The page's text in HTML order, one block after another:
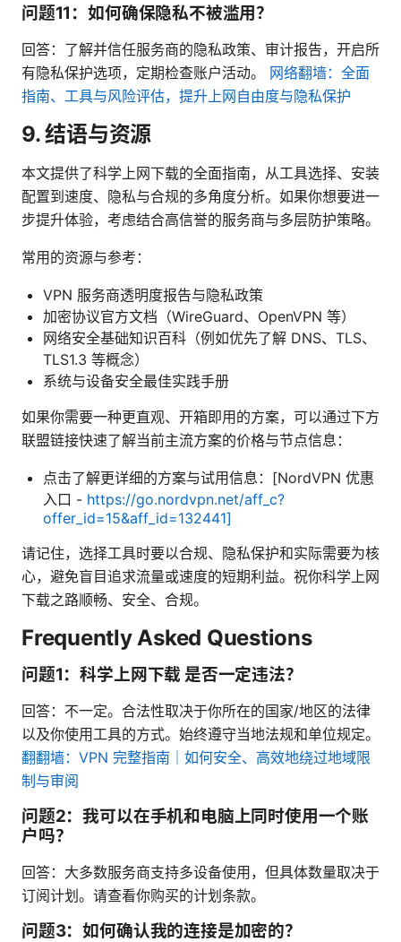
问题11：如何确保隐私不被滥用？
回答：了解并信任服务商的隐私政策、审计报告，开启所
有隐私保护选项，定期检查账户活动。 网络翻墙：全面
指南、工具与风险评估，提升上网自由度与隐私保护
9. 结语与资源
本文提供了科学上网下载的全面指南，从工具选择、安装
配置到速度、隐私与合规的多角度分析。如果你想要进一
步提升体验，考虑结合高信誉的服务商与多层防护策略。
常用的资源与参考：
VPN 服务商透明度报告与隐私政策
加密协议官方文档（WireGuard、OpenVPN 等）
网络安全基础知识百科（例如优先了解 DNS、TLS、
TLS1.3 等概念）
系统与设备安全最佳实践手册
如果你需要一种更直观、开箱即用的方案，可以通过下方
联盟链接快速了解当前主流方案的价格与节点信息：
点击了解更详细的方案与试用信息：[NordVPN 优惠
入口 - https://go.nordvpn.net/aff_c?
offer_id=15&aff_id=132441]
请记住，选择工具时要以合规、隐私保护和实际需要为核
心，避免盲目追求流量或速度的短期利益。祝你科学上网
下载之路顺畅、安全、合规。
Frequently Asked Questions
问题1：科学上网下载 是否一定违法？
回答：不一定。合法性取决于你所在的国家/地区的法律
以及你使用工具的方式。始终遵守当地法规和单位规定。
翻翻墙：VPN 完整指南｜如何安全、高效地绕过地域限
制与审阅
问题2：我可以在手机和电脑上同时使用一个账
户吗？
回答：大多数服务商支持多设备使用，但具体数量取决于
订阅计划。请查看你购买的计划条款。
问题3：如何确认我的连接是加密的？